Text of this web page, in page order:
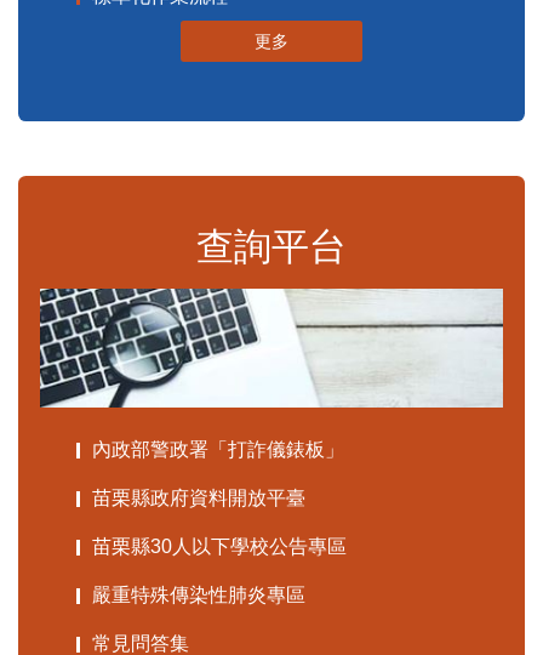
更多
查詢平台
內政部警政署「打詐儀錶板」
苗栗縣政府資料開放平臺
苗栗縣30人以下學校公告專區
嚴重特殊傳染性肺炎專區
常見問答集